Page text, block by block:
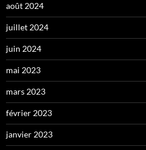
août 2024
juillet 2024
juin 2024
mai 2023
mars 2023
février 2023
janvier 2023